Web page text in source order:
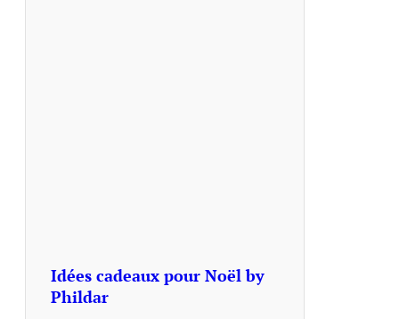
Idées cadeaux pour Noël by
Phildar